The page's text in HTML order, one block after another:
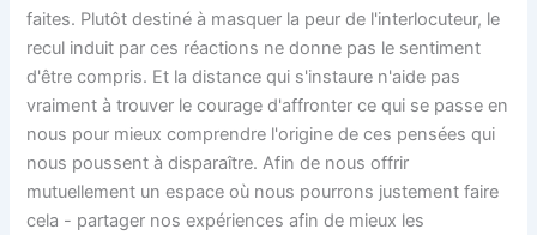
faites. Plutôt destiné à masquer la peur de l'interlocuteur, le
recul induit par ces réactions ne donne pas le sentiment
d'être compris. Et la distance qui s'instaure n'aide pas
vraiment à trouver le courage d'affronter ce qui se passe en
nous pour mieux comprendre l'origine de ces pensées qui
nous poussent à disparaître. Afin de nous offrir
mutuellement un espace où nous pourrons justement faire
cela - partager nos expériences afin de mieux les